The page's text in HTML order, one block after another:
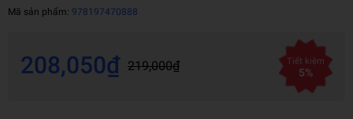
Mã sản phẩm: 978197470888
208,050₫ 219,000₫ Tiết kiệm
5%